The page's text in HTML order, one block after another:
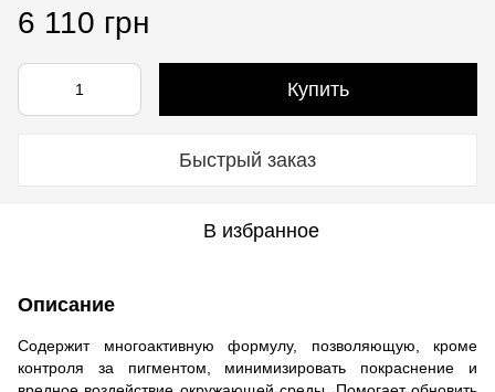
6 110 грн
Купить
Быстрый заказ
В избранное
Описание
Содержит многоактивную формулу, позволяющую, кроме
контроля за пигментом, минимизировать покраснение и